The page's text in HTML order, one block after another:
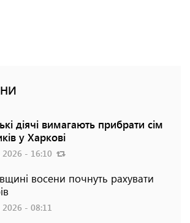
діячі вимагають прибрати сім
у Харкові
2026 - 16:10
восени почнуть рахувати
2026 - 08:11